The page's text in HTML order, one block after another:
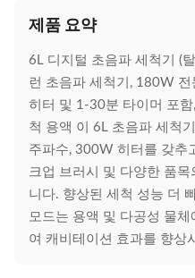
제품 요약
6L 디지털 초음파 세척기 (
런 초음파 세척기, 180W
히터 및 1-30분 타이머 포함
척 용액 이 6L 초음파 세척
주파수, 300W 히터를 갖추
크업 브러시 및 다양한 품
니다. 향상된 세척 성능 더
모드는 용액 및 다공성 물
여 캐비테이션 효과를 향상